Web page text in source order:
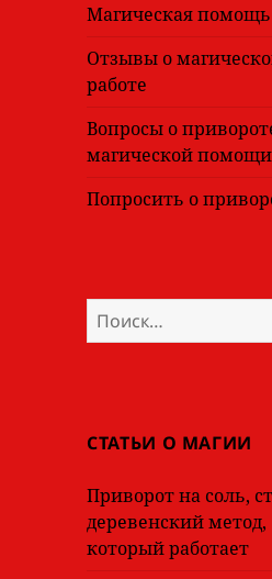
Магическая помощь
Отзывы о
работе
Вопросы о
магической помощи
Попросить о
Найти:
СТАТЬИ О МАГИИ
Приворот на соль,
деревенский метод,
который работает